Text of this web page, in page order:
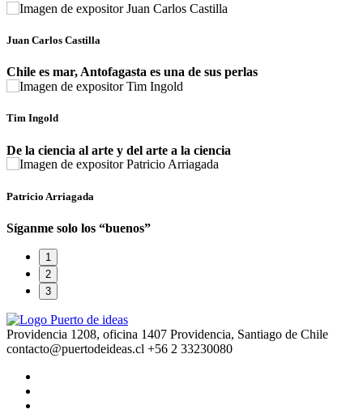
Juan Carlos Castilla
Chile es mar, Antofagasta es una de sus perlas
Tim Ingold
De la ciencia al arte y del arte a la ciencia
Patricio Arriagada
Síganme solo los “buenos”
1
2
3
Providencia 1208, oficina 1407 Providencia, Santiago de Chile
contacto@puertodeideas.cl +56 2 33230080